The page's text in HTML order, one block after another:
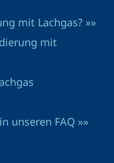
mit Lachgas? »»
mit
unseren FAQ »»